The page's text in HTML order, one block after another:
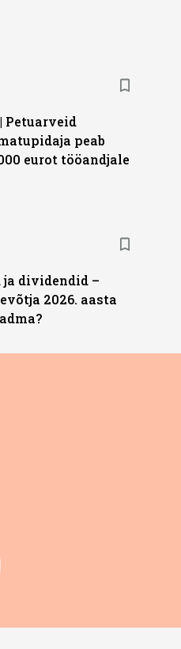
| Petuarveid
peab
eurot tööandjale
ja dividendid –
2026. aasta